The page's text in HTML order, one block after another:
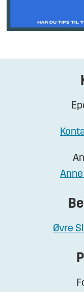
Øvre